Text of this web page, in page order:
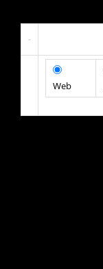
Web